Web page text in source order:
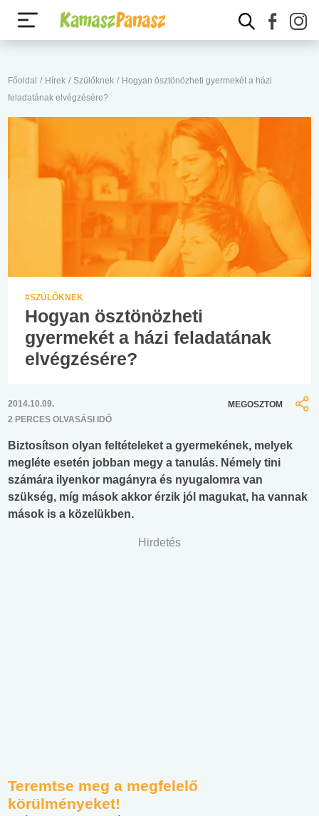
Főoldal / Hírek / Szülőknek / Hogyan ösztönözheti gyermekét a házi
feladatának elvégzésére?
#SZÜLŐKNEK
Hogyan ösztönözheti
gyermekét a házi feladatának
elvégzésére?
2014.10.09.
2 PERCES OLVASÁSI IDŐ
MEGOSZTOM
Biztosítson olyan feltételeket a gyermekének, melyek
megléte esetén jobban megy a tanulás. Némely tini
számára ilyenkor magányra és nyugalomra van
szükség, míg mások akkor érzik jól magukat, ha vannak
mások is a közelükben.
Hirdetés
Teremtse meg a megfelelő
körülményeket!